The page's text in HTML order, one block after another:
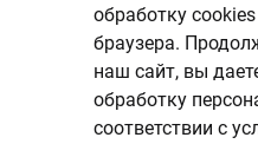
обработку
браузера.
наш сайт, вы
обработку
соответствии с